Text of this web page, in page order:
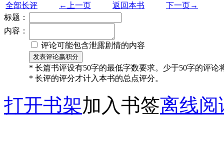
全部长评
←上一页 返回本书
下一页→
标题：
内容：
评论可能包含泄露剧情的内容
* 长篇书评设有50字的最低字数要求。少于50字的评论
* 长评的评分才计入本书的总点评分。
打开书架加入书签离线阅